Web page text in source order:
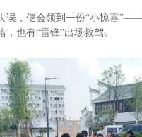
误，便会领到一份“小惊喜
，也有“雷锋”出场救驾。